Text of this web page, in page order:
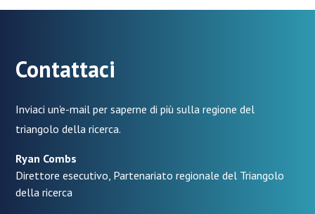
Contattaci
Inviaci un'e-mail per saperne di più sulla regione del
triangolo della ricerca.
Ryan Combs
Direttore esecutivo, Partenariato regionale del Triangolo
della ricerca